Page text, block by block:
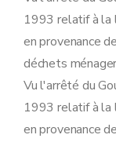
Art.
Art.
Art.
Art.
Art.
Art.
Sous-
Art.
1993 relatif à la
en provenance
déchets
Vu l'arrêté du
1993 relatif à la
en provenance